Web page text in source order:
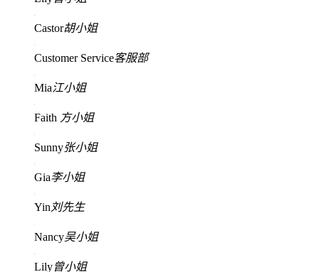
Castor胡小姐
Customer Service客服部
Mia江小姐
Faith 方小姐
Sunny张小姐
Gia李小姐
Yin 刘先生
Nancy吴小姐
Lily曾小姐